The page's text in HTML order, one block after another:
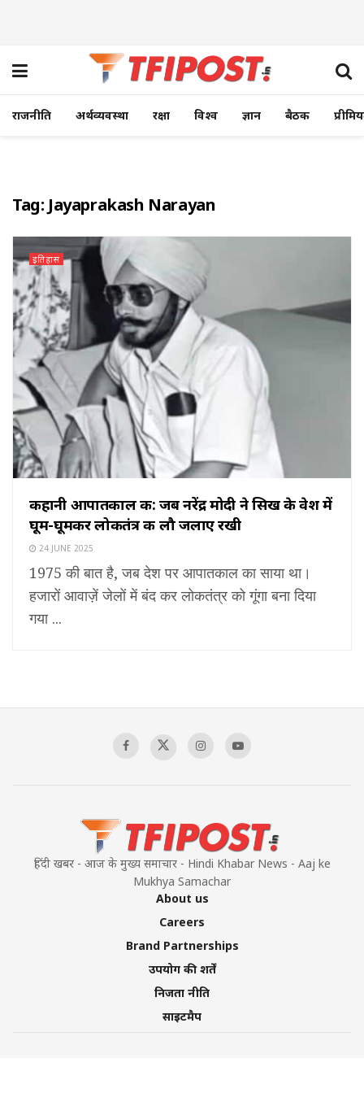
राजनीति अर्थव्यवस्था रक्षा विश्व ज्ञान बैठक
Tag: Jayaprakash Narayan
इतिहास
कहानी आपातकाल की: जब नरेंद्र मोदी ने सिख के वेश में
घूम-घूमकर लोकतंत्र की लौ जलाए रखी
24 JUNE 2025
1975 की बात है, जब देश पर आपातकाल का साया था।
हजारों आवाज़ें जेलों में बंद कर लोकतंत्र को गूंगा बना दिया
गया ...
हिंदी खबर - आज के मुख्य समाचार - Hindi Khabar News - Aaj ke
Mukhya Samachar
About us
Careers
Brand Partnerships
उपयोग की शर्तें
निजता नीति
साइटमैप